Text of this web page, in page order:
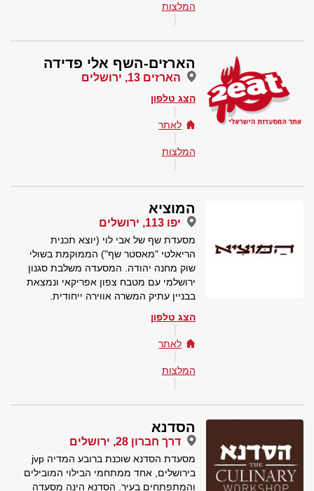
המלצות
הארזים-השף אלי פדידה
הארזים 13, ירושלים
הצג טלפון
לאתר
המלצות
המוציא
יפו 113, ירושלים
מסעדת שף של אבי לוי (יוצא תכנית
הריאלטי "מאסטר שף") הממוקמת בשולי
שוק מחנה יהודה. המסעדה משלבת סגנון
ירושלמי עם מטבח צפון אפריקאי ונמצאת
בבניין עתיק המשרה אווירה ייחודית.
הצג טלפון
לאתר
המלצות
הסדנא
דרך חברון 28, ירושלים
מסעדת הסדנא שוכנת ברובע המדיה jvp
בירושלים, אחד ממתחמי הבילוי המובילים
והמתפתחים בעיר. הסדנא הינה מסעדה